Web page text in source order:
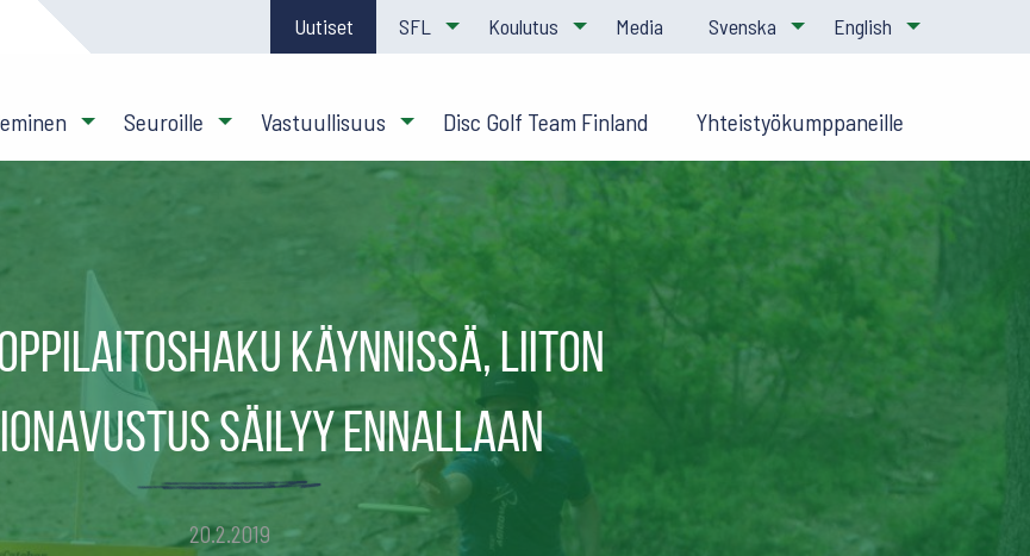
Uutiset SFL Koulutus Media Svenska English
Seuroille Vastuullisuus Disc Golf Team Finland Yhteistyökumppaneille
käynnissä, liiton
säilyy ennallaan
20.2.2019